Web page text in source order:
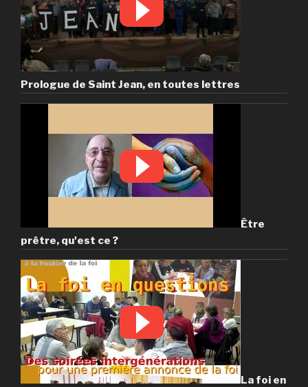
Prologue de Saint Jean, en toutes lettres
Être
prêtre, qu'est ce ?
La foi en